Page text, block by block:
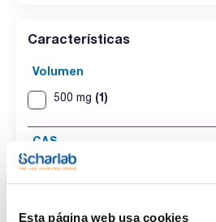
Esta página web usa cookies
Características
Volumen
500 mg (1)
CAS
[112-92-5]